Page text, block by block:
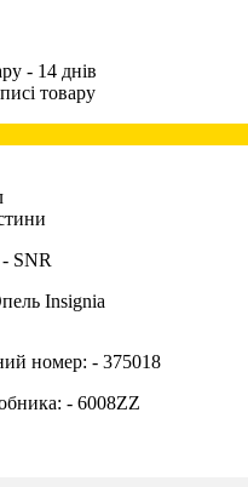
- 14 днів
товару
- SNR
Insignia
номер: - 375018
- 6008ZZ